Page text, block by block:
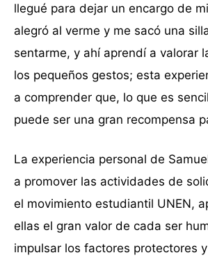
llegué para dejar un encargo de
alegró al verme y me sacó una
sentarme, y ahí aprendí a valorar
los pequeños gestos; esta
a comprender que, lo que es
puede ser una gran recompensa
La experiencia personal de
a promover las actividades de
el movimiento estudiantil UNEN,
ellas el gran valor de cada ser
impulsar los factores protectores